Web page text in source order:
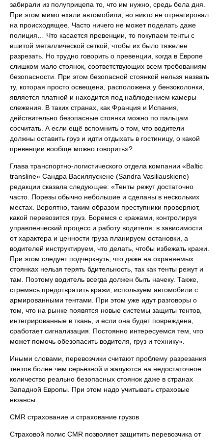
забирали из полуприцепа то, что им нужно, средь бела дня.
При этом мимо ехали автомобили, но никто не отреагировал
на происходящее. Часто ничего не может поделать даже
полиция… Что касается превенции, то покупаем тенты с
вшитой металлической сеткой, чтобы их было тяжелее
разрезать. Но трудно говорить о превенции, когда в Европе
слишком мало стоянок, соответствующих всем требованиям
безопасности. При этом безопасной стоянкой нельзя назвать
ту, которая просто освещена, расположена у бензоколонки,
является платной и находится под наблюдением камеры
слежения. В таких странах, как Франция и Испания,
действительно безопасные стоянки можно по пальцам
сосчитать. А если ещё вспомнить о том, что водители
должны оставить груз и идти отдыхать в гостиницу, о какой
превенции вообще можно говорить»?
Глава транспортно-логистического отдела компании «Baltic
transline» Сандра Василяускене (Sandrа Vasiliauskiene)
редакции сказала следующее: «Тенты режут достаточно
часто. Порезы обычно небольшие и сделаны в нескольких
местах. Вероятно, таким образом преступники проверяют,
какой перевозится груз. Боремся с кражами, контролируя
управленческий процесс и работу водителя: в зависимости
от характера и ценности груза планируем остановки, а
водителей инструктируем, что делать, чтобы избежать кражи.
При этом следует подчеркнуть, что даже на охраняемых
стоянках нельзя терять бдительность, так как тенты режут и
там. Поэтому водитель всегда должен быть начеку. Также,
стремясь предотвратить кражи, используем автомобили с
армированными тентами. При этом уже идут разговоры о
том, что на рынке появятся новые системы защиты тентов,
интегрированные в ткань, и если она будет повреждена,
сработает сигнализация. Постоянно интересуемся тем, что
может помочь обезопасить водителя, груз и технику».
Иными словами, перевозчики считают проблему разрезания
тентов более чем серьёзной и жалуются на недостаточное
количество реально безопасных стоянок даже в странах
Западной Европы. При этом надо учитывать страховые
нюансы.
CMR страхование и страхование грузов
Страховой полис CMR позволяет защитить перевозчика от